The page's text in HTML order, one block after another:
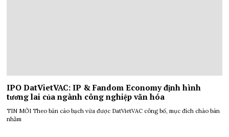
IPO DatVietVAC: IP & Fandom Economy định hình
tương lai của ngành công nghiệp văn hóa
TIN MỚI Theo bản cáo bạch vừa được DatVietVAC công bố, mục đích chào bán
nhằm